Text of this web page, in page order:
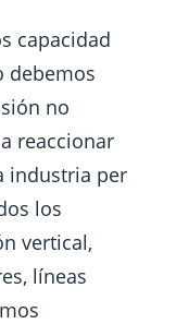
capacidad
debemos
no
reaccionar
industria per
los
vertical,
líneas